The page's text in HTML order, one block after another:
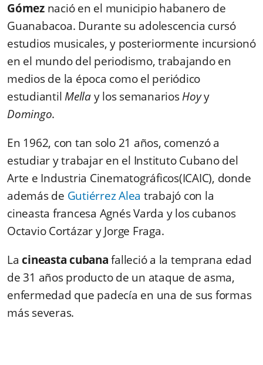
Gómeznació en el municipio habanero de
Guanabacoa. Durante su adolescencia cursó
estudios musicales, y posteriormente incursionó
en el mundo del periodismo, trabajando en
medios de la época como el periódico
estudiantilMellay los semanariosHoyy
Domingo.
En 1962, con tan solo 21 años, comenzó a
estudiar y trabajar en el Instituto Cubano del
Arte e Industria Cinematográficos(ICAIC), donde
además de Gutiérrez Alea trabajó con la
cineasta francesa Agnés Varda y los cubanos
Octavio Cortázar y Jorge Fraga.
Lacineasta cubanafalleció a la temprana edad
de 31 años producto de un ataque de asma,
enfermedad que padecía en una de sus formas
más severas.